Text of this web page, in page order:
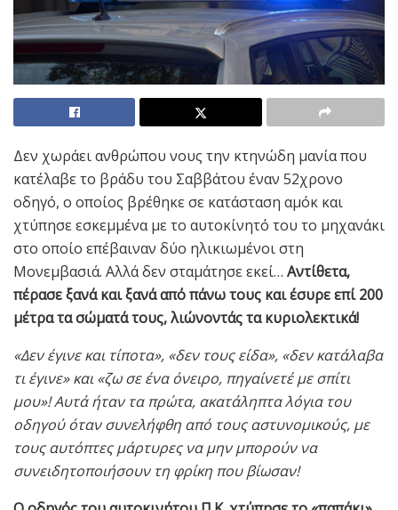
Δεν χωράει ανθρώπου νους την κτηνώδη μανία που
κατέλαβε το βράδυ του Σαββάτου έναν 52χρονο
οδηγό, ο οποίος βρέθηκε σε κατάσταση αμόκ και
χτύπησε εσκεμμένα με το αυτοκίνητό του το μηχανάκι
στο οποίο επέβαιναν δύο ηλικιωμένοι στη
Μονεμβασιά. Αλλά δεν σταμάτησε εκεί… Αντίθετα,
πέρασε ξανά και ξανά από πάνω τους και έσυρε επί 200
μέτρα τα σώματά τους, λιώνοντάς τα κυριολεκτικά!
«Δεν έγινε και τίποτα», «δεν τους είδα», «δεν κατάλαβα
τι έγινε» και «ζω σε ένα όνειρο, πηγαίνετέ με σπίτι
μου»! Αυτά ήταν τα πρώτα, ακατάληπτα λόγια του
οδηγού όταν συνελήφθη από τους αστυνομικούς, με
τους αυτόπτες μάρτυρες να μην μπορούν να
συνειδητοποιήσουν τη φρίκη που βίωσαν!